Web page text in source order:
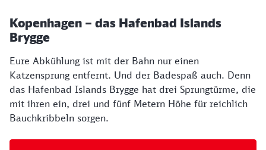
Kopenhagen – das Hafenbad Islands
Brygge
Eure Abkühlung ist mit der Bahn nur einen
Katzensprung entfernt. Und der Badespaß auch. Denn
das Hafenbad Islands Brygge hat drei Sprungtürme, die
mit ihren ein, drei und fünf Metern Höhe für reichlich
Bauchkribbeln sorgen.